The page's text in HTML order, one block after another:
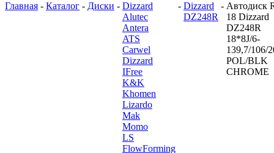
Главная - Каталог - Диски - Dizzard
Alutec
Antera
ATS
Carwel
Dizzard
IFree
K&K
Khomen
Lizardo
Mak
Momo
LS
FlowForming
- Dizzard
DZ248R
- Автодиск
18 Dizzard
DZ248R
18*8J/6-
139,7/106/
POL/BLK
CHROME